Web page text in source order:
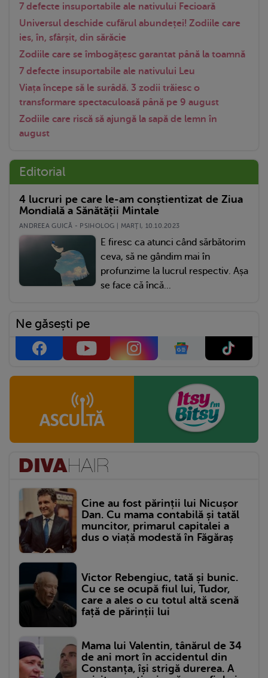
7 defecte insuportabile ale nativului Fecioară
Universul deschide cufărul abundeței! Zodiile care
ies, în, sfârșit, din sărăcie
Zodiile care se îmbogățesc garantat până la toamnă
7 defecte insuportabile ale nativului Leu
Viața începe să le surâdă. 3 zodii trăiesc o
transformare spectaculoasă până pe 9 august
Zodiile care riscă să ajungă la sapă de lemn în
august
Editorial
4 lucruri pe care le-am conștientizat de Ziua
Mondială a Sănătății Mintale
ANDREEA GUICĂ - PSIHOLOG | MARŢI, 10.10.2023
E firesc ca atunci când sărbătorim
ceva, să ne gândim mai în
profunzime la lucrul respectiv. Așa
se face că încă...
Ne găsești pe
Cine au fost părinții lui Nicușor
Dan. Cu mama contabilă și tatăl
muncitor, primarul capitalei a
dus o viață modestă în Făgăraș
Victor Rebengiuc, tată și bunic.
Cu ce se ocupă fiul lui, Tudor,
care a ales o cu totul altă scenă
față de părinții lui
Mama lui Valentin, tânărul de 34
de ani mort în accidentul din
Constanța, își strigă durerea. A